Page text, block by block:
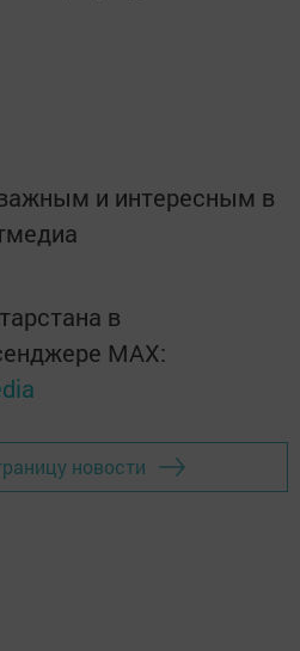
и интересным в
в
MАХ:
новости